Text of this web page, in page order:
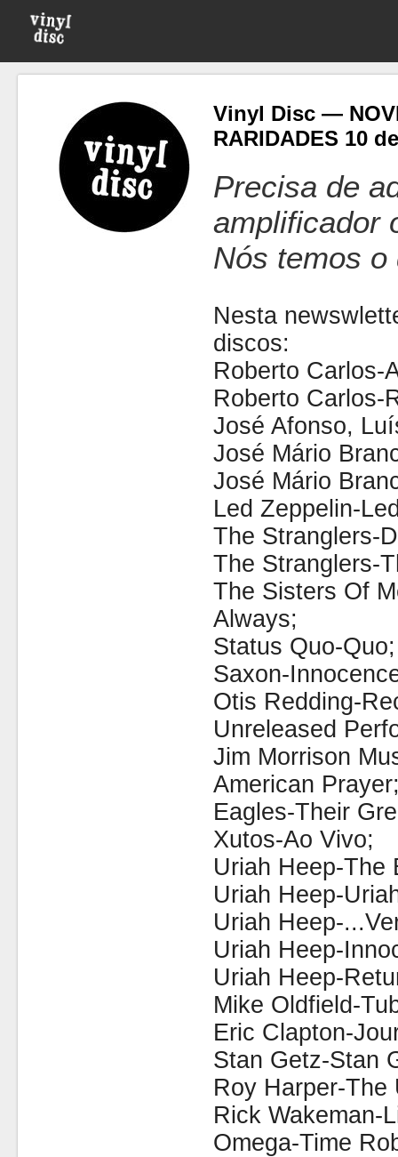
Vinyl Disc —
RARIDADES 10
Precisa de
amplificador
Nós temos o
Nesta
discos:
Roberto Carlos-
Roberto Carlos-
José Afonso,
José Mário
José Mário
Led Zeppelin-
The Stranglers-
The Stranglers-
The Sisters Of
Always;
Status Quo-Quo;
Saxon-
Otis Redding-
Unreleased
Jim Morrison
American
Eagles-Their
Xutos-Ao Vivo;
Uriah Heep-The
Uriah Heep-
Uriah Heep-
Uriah Heep-
Uriah Heep-
Mike Oldfield-
Eric Clapton-
Stan Getz-Stan
Roy Harper-The
Rick Wakeman-
Omega-Time